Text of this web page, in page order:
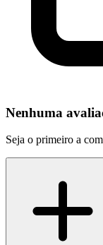
Nenhuma
Seja o primeiro a